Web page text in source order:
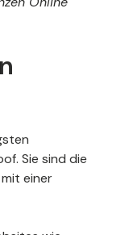
Sie sind die
einer